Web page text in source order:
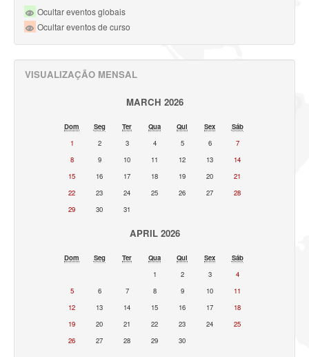
Ocultar eventos globais
Ocultar eventos de curso
VISUALIZAÇÃO MENSAL
MARCH 2026
Dom Seg Ter Qua Qui Sex
Sáb
1
2 3 4 5 6
7
8
9 10 11 12 13
14
15
16 17 18 19 20
21
22
23 24 25 26 27
28
29
30 31
APRIL 2026
Dom Seg Ter Qua Qui Sex
Sáb
1
2 3
4
5
6 7 8 9 10
11
12
13 14 15 16 17
18
19
20 21 22 23 24
25
26
27 28 29 30